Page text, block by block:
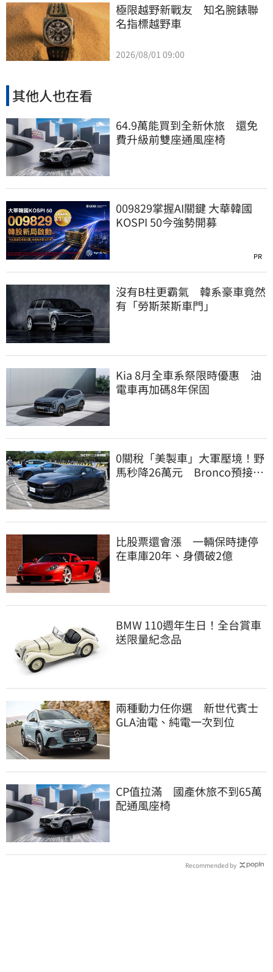
極限越野新戰友　知名腕錶聯
名指標越野車
2026/08/01 09:00
其他人也在看
64.9萬能買到全新休旅 還免
費升級前雙座通風座椅
009829掌握AI關鍵 大華韓國
KOSPI 50今強勢開募
PR
沒有B柱更霸氣 韓系豪車竟然
有「勞斯萊斯車門」
Kia 8月全車系祭限時優惠 油
電車再加碼8年保固
0關稅「美製車」大軍壓境！野
馬秒降26萬元 Bronco預接單
比股票還會漲 一輛保時捷停
在車庫20年、身價破2億
BMW 110週年生日！全台賞車
送限量紀念品
兩種動力任你選 新世代賓士
GLA油電、純電一次到位
CP值拉滿 國產休旅不到65萬
配通風座椅
Recommended by